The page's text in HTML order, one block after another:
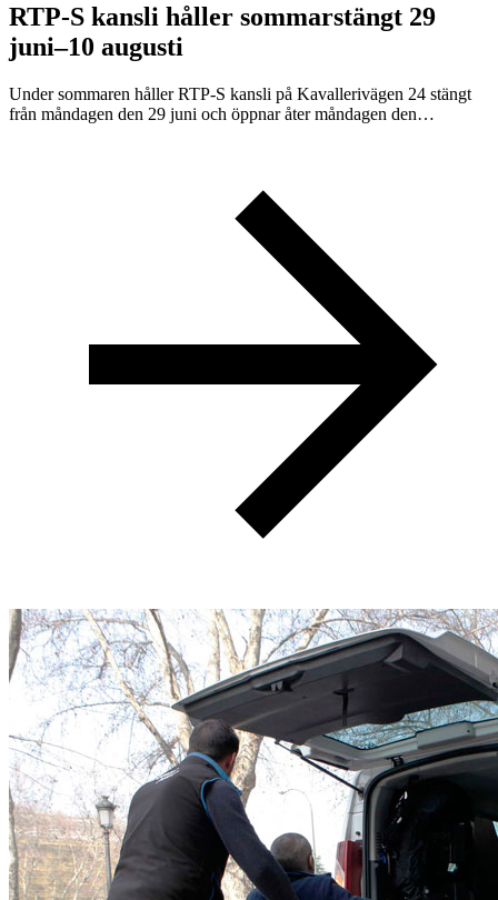
RTP-S kansli håller sommarstängt 29
juni–10 augusti
Under sommaren håller RTP-S kansli på Kavallerivägen 24 stängt
från måndagen den 29 juni och öppnar åter måndagen den…